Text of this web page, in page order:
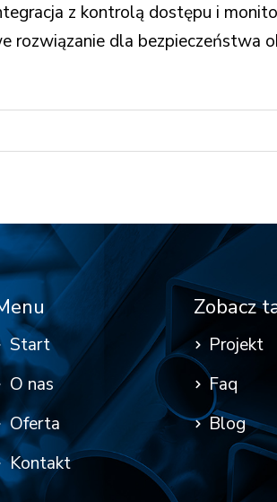
z kontrolą dostępu i
rozwiązanie dla bezpieczeństwa
Start
O nas
Oferta
Kontakt
Zobacz
Projekt
Faq
Blog